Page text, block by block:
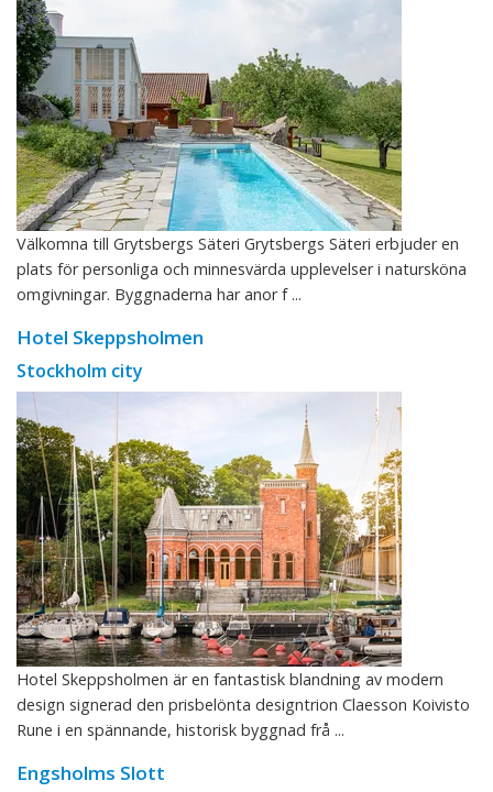
Välkomna till Grytsbergs Säteri Grytsbergs Säteri erbjuder en
plats för personliga och minnesvärda upplevelser i natursköna
omgivningar. Byggnaderna har anor f ...
Hotel Skeppsholmen
Stockholm city
Hotel Skeppsholmen är en fantastisk blandning av modern
design signerad den prisbelönta designtrion Claesson Koivisto
Rune i en spännande, historisk byggnad frå ...
Engsholms Slott